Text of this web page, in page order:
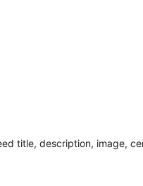
title, description, image,